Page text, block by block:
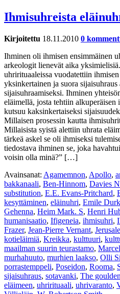
Ihmisuhreista
Kirjoitettu 18.11.2010 0
Ihminen oli ihmisen ensimmäinen
arkeologit lienevät aika
uhrirituaaleissa vuodatettiin ihmisen
yksinkertainen ja suora
sijaisuhraamiseksi. Ihminen
eläimellä, josta tehtiin
kutsuu kaksinkertaiseksi
Millaisen prosessin kautta
Millaisista syistä alettiin uhrata
tärkeä askel se oli ihmiseksi
tiedostava ihminen se, joka
voisin olla minä?” […]
Avainsanat: Agamemnon, Apollo,
bakkanaali, Ben-Hinnom, Davies
substitution, E.E. Evans-Pritchard,
kesyttäminen, eläinuhri, Emile
Gehenna, Heim Mark. S, Henri
humanisaatio, Ifigeneia, ihmisuhri,
Frazer, Jean-Pierre Vernant,
kotieläimiä, Kreikka, kulttuuri,
maailman suurin teurastamo,
murhahuuto, murhien laakso, Olli
porrastemppeli, Poseidon, Rooma,
sijaisuhraus, sotavanki, The
eläimeen, uhrirituaali, uhrivaranto,